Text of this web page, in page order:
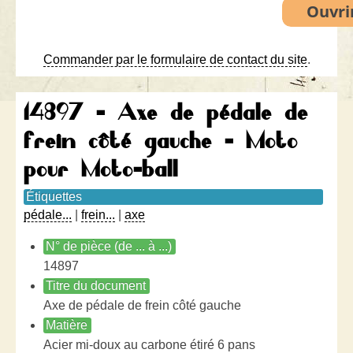
Commander par le formulaire de contact du site.
14897 - Axe de pédale de
frein côté gauche - Moto
pour Moto-ball
Étiquettes
pédale...
frein... axe
N° de pièce (de ... à ...)
14897
Titre du document
Axe de pédale de frein côté gauche
Matière
Acier mi-doux au carbone étiré 6 pans